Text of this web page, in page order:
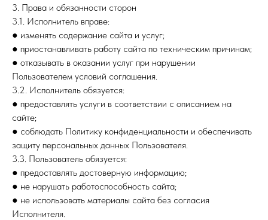
3. Права и обязанности сторон
3.1. Исполнитель вправе:
● изменять содержание сайта и услуг;
● приостанавливать работу сайта по техническим причинам;
● отказывать в оказании услуг при нарушении
Пользователем условий соглашения.
3.2. Исполнитель обязуется:
● предоставлять услуги в соответствии с описанием на
сайте;
● соблюдать Политику конфиденциальности и обеспечивать
защиту персональных данных Пользователя.
3.3. Пользователь обязуется:
● предоставлять достоверную информацию;
● не нарушать работоспособность сайта;
● не использовать материалы сайта без согласия
Исполнителя.